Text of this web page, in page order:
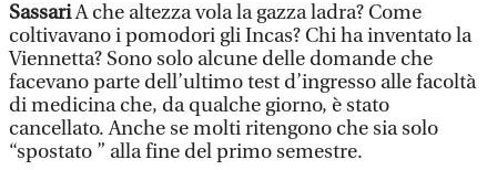
SassariA che altezza vola la gazza ladra? Come
coltivavano i pomodori gli Incas? Chi ha inventato la
Viennetta? Sono solo alcune delle domande che
facevano parte dell’ultimo test d’ingresso alle facoltà
di medicina che, da qualche giorno, è stato
cancellato. Anche se molti ritengono che sia solo
“spostato ” alla fine del primo semestre.